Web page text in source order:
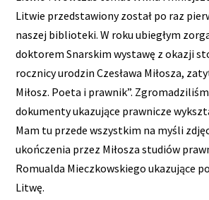
Litwie przedstawiony został po raz
naszej biblioteki. W roku ubiegłym
doktorem Snarskim wystawę z okazji
rocznicy urodzin Czesława Miłosza,
Miłosz. Poeta i prawnik”.
dokumenty ukazujące prawnicze
Mam tu przede wszystkim na myśli
ukończenia przez Miłosza studiów
Romualda Mieczkowskiego ukazujące
Litwę.